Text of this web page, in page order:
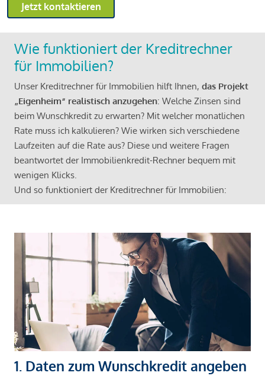
Jetzt kontaktieren
Wie funktioniert der Kreditrechner
für Immobilien?
Unser Kreditrechner für Immobilien hilft Ihnen, das Projekt
„Eigenheim“ realistisch anzugehen: Welche Zinsen sind
beim Wunschkredit zu erwarten? Mit welcher monatlichen
Rate muss ich kalkulieren? Wie wirken sich verschiedene
Laufzeiten auf die Rate aus? Diese und weitere Fragen
beantwortet der Immobilienkredit-Rechner bequem mit
wenigen Klicks.
Und so funktioniert der Kreditrechner für Immobilien:
1. Daten zum Wunschkredit angeben